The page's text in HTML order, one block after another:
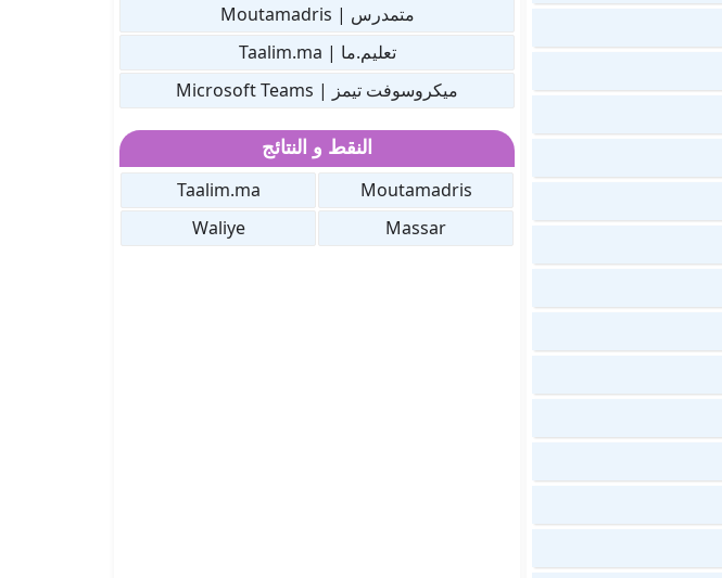
متمدرس | Moutamadris
تعليم.ما | Taalim.ma
ميكروسوفت تيمز | Microsoft Teams
النقط و النتائج
Moutamadris
Taalim.ma
Massar
Waliye